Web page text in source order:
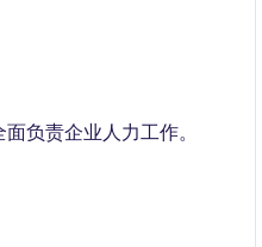
负责企业人力工作。